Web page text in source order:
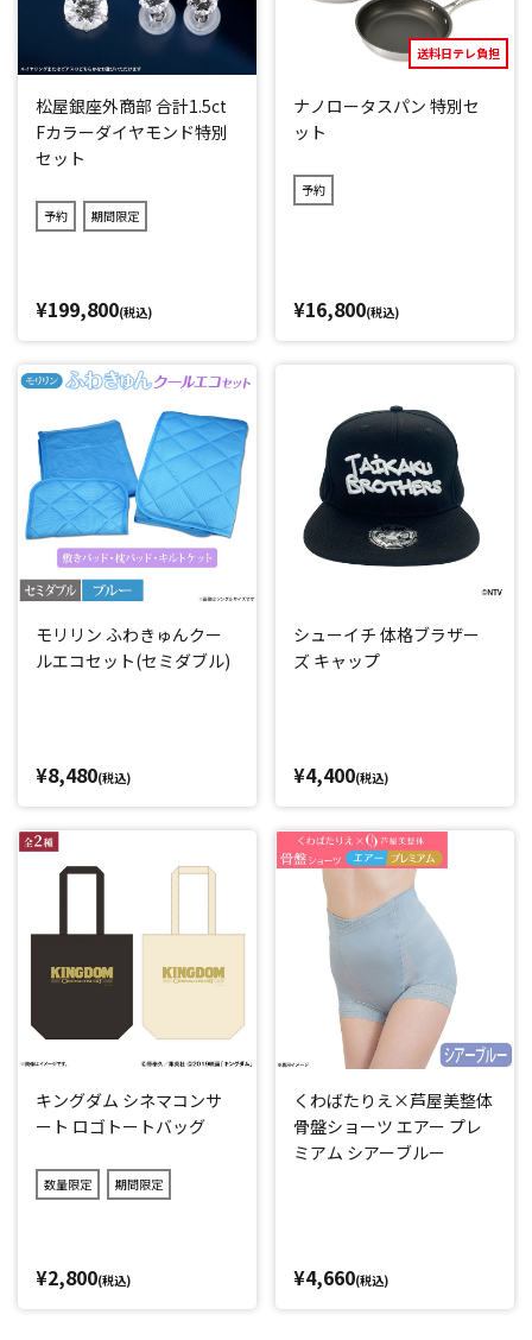
松屋銀座外商部 合計1.5ct
Fカラーダイヤモンド特別
セット
予約 期間限定
¥199,800(税込)
送料日テレ負担
ナノロータスパン 特別セ
ット
予約
¥16,800(税込)
モリリン ふわきゅんクー
ルエコセット(セミダブル)
¥8,480(税込)
シューイチ 体格ブラザー
ズ キャップ
¥4,400(税込)
キングダム シネマコンサ
ート ロゴトートバッグ
数量限定 期間限定
¥2,800(税込)
くわばたりえ×芦屋美整体
骨盤ショーツ エアー プレ
ミアム シアーブルー
¥4,660(税込)